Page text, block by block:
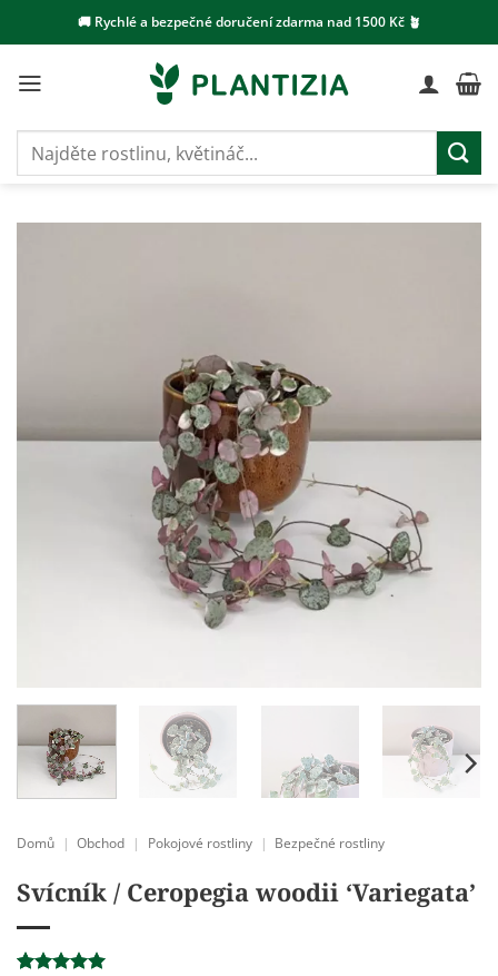
na
🚚 Rychlé a bezpečné doručení zdarma nad 1500 Kč 🪴
Hledat:
Domů | Obchod | Pokojové rostliny | Bezpečné rostliny
Svícník / Ceropegia woodii ‘Variegata’